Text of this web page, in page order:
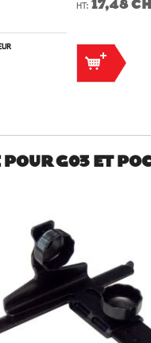
17,48
POUR G03 ET